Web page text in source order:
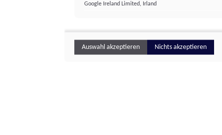
Google Ireland Limited, Irland
Auswahl akzeptieren Nichts akzeptieren